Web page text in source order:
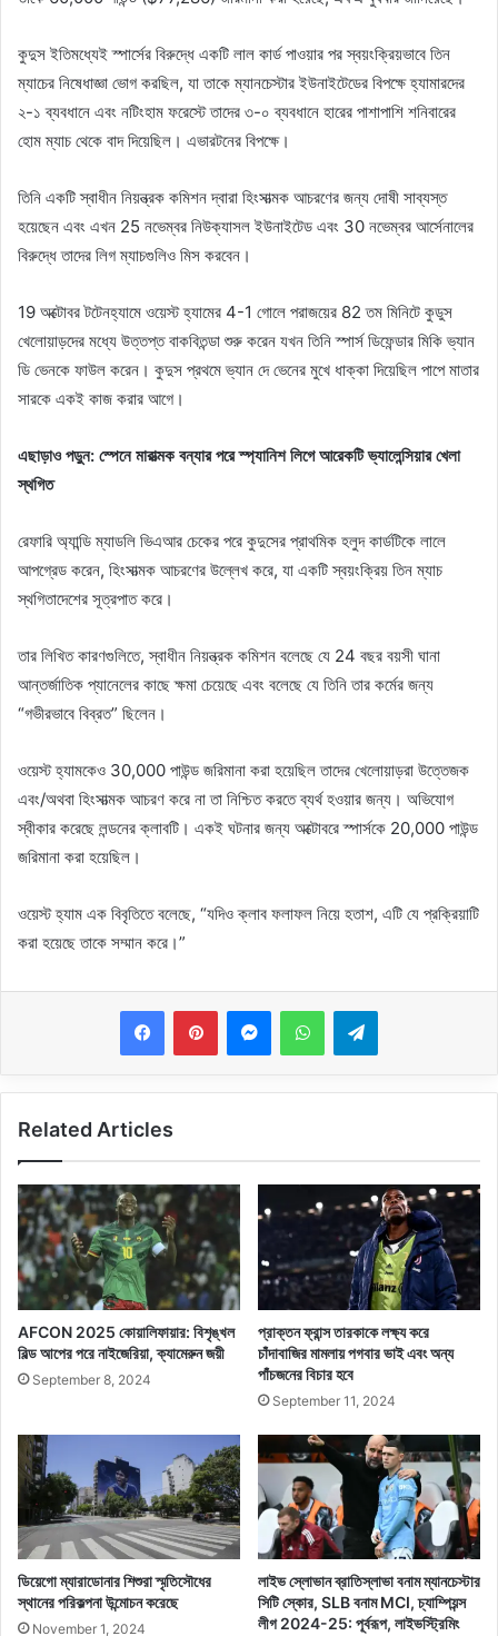
কুদুস ইতিমধ্যেই স্পার্সের বিরুদ্ধে একটি লাল কার্ড পাওয়ার পর স্বয়ংক্রিয়ভাবে তিন
ম্যাচের নিষেধাজ্ঞা ভোগ করছিল, যা তাকে ম্যানচেস্টার ইউনাইটেডের বিপক্ষে হ্যামারদের
২-১ ব্যবধানে এবং নটিংহাম ফরেস্টে তাদের ৩-০ ব্যবধানে হারের পাশাপাশি শনিবারের
হোম ম্যাচ থেকে বাদ দিয়েছিল। এভারটনের বিপক্ষে।
তিনি একটি স্বাধীন নিয়ন্ত্রক কমিশন দ্বারা হিংসাত্মক আচরণের জন্য দোষী সাব্যস্ত
হয়েছেন এবং এখন 25 নভেম্বর নিউক্যাসল ইউনাইটেড এবং 30 নভেম্বর আর্সেনালের
বিরুদ্ধে তাদের লিগ ম্যাচগুলিও মিস করবেন।
19 অক্টোবর টটেনহ্যামে ওয়েস্ট হ্যামের 4-1 গোলে পরাজয়ের 82 তম মিনিটে কুডুস
খেলোয়াড়দের মধ্যে উত্তপ্ত বাকবিতন্ডা শুরু করেন যখন তিনি স্পার্স ডিফেন্ডার মিকি ভ্যান
ডি ভেনকে ফাউল করেন। কুদুস প্রথমে ভ্যান দে ভেনের মুখে ধাক্কা দিয়েছিল পাপে মাতার
সারকে একই কাজ করার আগে।
এছাড়াও পড়ুন: স্পেনে মারাত্মক বন্যার পরে স্প্যানিশ লিগে আরেকটি ভ্যালেন্সিয়ার খেলা
স্থগিত
রেফারি অ্যান্ডি ম্যাডলি ভিএআর চেকের পরে কুদুসের প্রাথমিক হলুদ কার্ডটিকে লালে
আপগ্রেড করেন, হিংসাত্মক আচরণের উল্লেখ করে, যা একটি স্বয়ংক্রিয় তিন ম্যাচ
স্থগিতাদেশের সূত্রপাত করে।
তার লিখিত কারণগুলিতে, স্বাধীন নিয়ন্ত্রক কমিশন বলেছে যে 24 বছর বয়সী ঘানা
আন্তর্জাতিক প্যানেলের কাছে ক্ষমা চেয়েছে এবং বলেছে যে তিনি তার কর্মের জন্য
“গভীরভাবে বিব্রত” ছিলেন।
ওয়েস্ট হ্যামকেও 30,000 পাউন্ড জরিমানা করা হয়েছিল তাদের খেলোয়াড়রা উত্তেজক
এবং/অথবা হিংসাত্মক আচরণ করে না তা নিশ্চিত করতে ব্যর্থ হওয়ার জন্য। অভিযোগ
স্বীকার করেছে লন্ডনের ক্লাবটি। একই ঘটনার জন্য অক্টোবরে স্পার্সকে 20,000 পাউন্ড
জরিমানা করা হয়েছিল।
ওয়েস্ট হ্যাম এক বিবৃতিতে বলেছে, “যদিও ক্লাব ফলাফল নিয়ে হতাশ, এটি যে প্রক্রিয়াটি
করা হয়েছে তাকে সম্মান করে।”
MessengerWhatsAppTelegram
Related Articles
AFCON 2025 কোয়ালিফায়ার: বিশৃঙ্খল
বিল্ড আপের পরে নাইজেরিয়া, ক্যামেরুন জয়ী
September 8, 2024
প্রাক্তন ফ্রান্স তারকাকে লক্ষ্য করে
চাঁদাবাজির মামলায় পগবার ভাই এবং অন্য
পাঁচজনের বিচার হবে
September 11, 2024
ডিয়েগো ম্যারাডোনার শিশুরা স্মৃতিসৌধের
স্থানের পরিকল্পনা উন্মোচন করেছে
November 1, 2024
লাইভ স্লোভান ব্রাতিস্লাভা বনাম ম্যানচেস্টার
সিটি স্কোর, SLB বনাম MCI, চ্যাম্পিয়ন্স
লীগ 2024-25: পূর্বরূপ, লাইভস্ট্রিমিং